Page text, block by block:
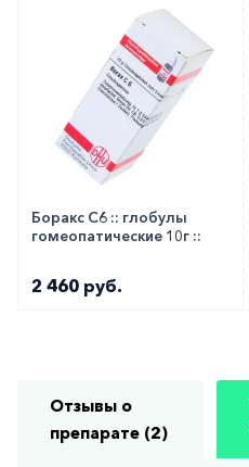
Боракс C6 :: глобулы
гомеопатические 10г ::
2 460 руб.
Отзывы о
препарате (2)